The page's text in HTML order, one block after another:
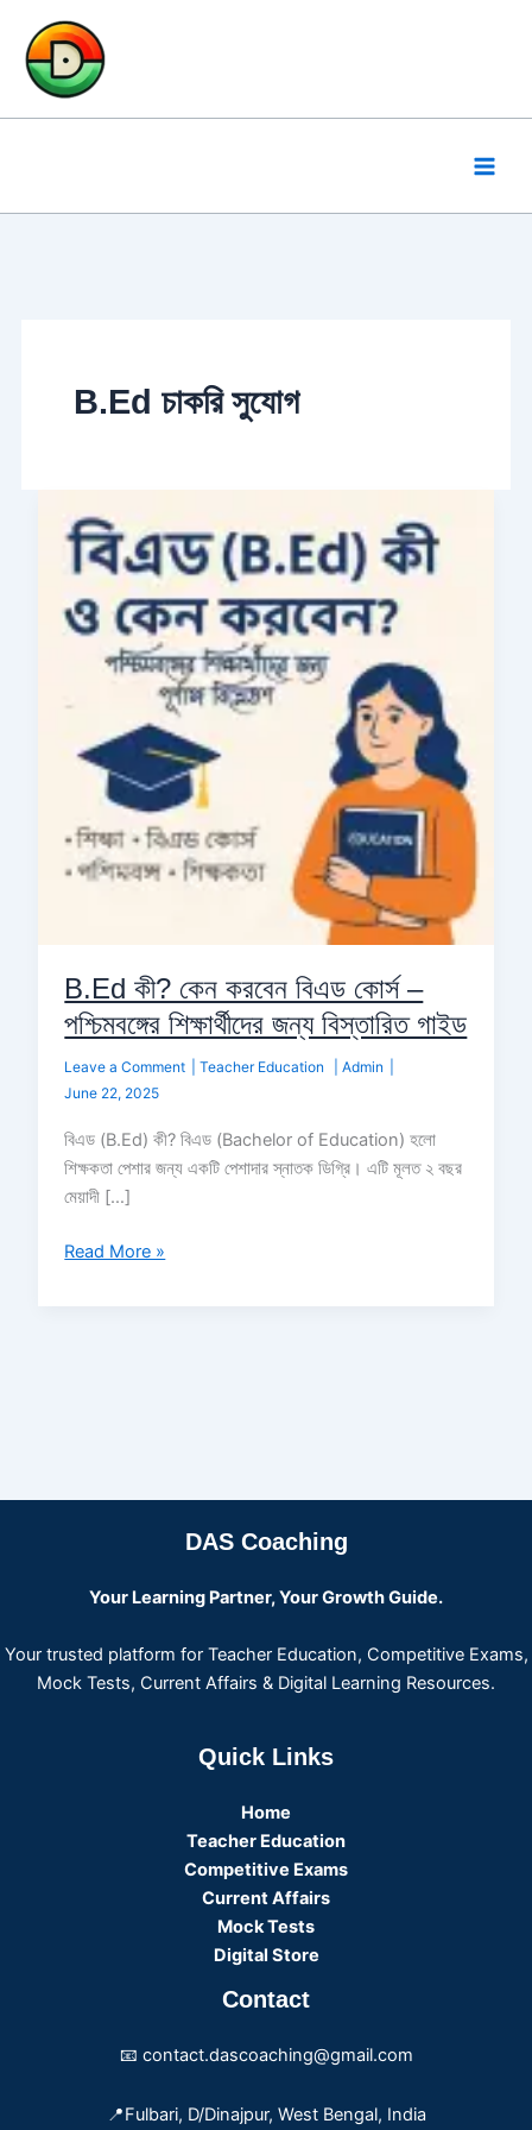
content
B.Ed চাকরি সুযোগ
B.Ed কী? কেন করবেন বিএড কোর্স –
পশ্চিমবঙ্গের শিক্ষার্থীদের জন্য বিস্তারিত গাইড
Leave a Comment |Teacher Education |Admin
June 22, 2025
বিএড (B.Ed) কী? বিএড (Bachelor of Education) হলো
শিক্ষকতা পেশার জন্য একটি পেশাদার স্নাতক ডিগ্রি। এটি মূলত ২ বছর
মেয়াদী […]
কী?
কেন
বিএড
পশ্চিমবঙ্গের
শিক্ষার্থীদের
জন্য
বিস্তারিত
Read More »
DAS Coaching
Your Learning Partner, Your Growth Guide.
Your trusted platform for Teacher Education, Competitive Exams,
Mock Tests, Current Affairs & Digital Learning Resources.
Quick Links
Home
Teacher Education
Competitive Exams
Current Affairs
Mock Tests
Digital Store
Contact
📧 contact.dascoaching@gmail.com
📍Fulbari, D/Dinajpur, West Bengal, India